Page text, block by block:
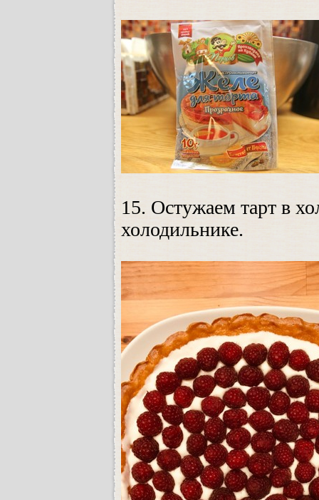
15. Остужаем тарт в
холодильнике.